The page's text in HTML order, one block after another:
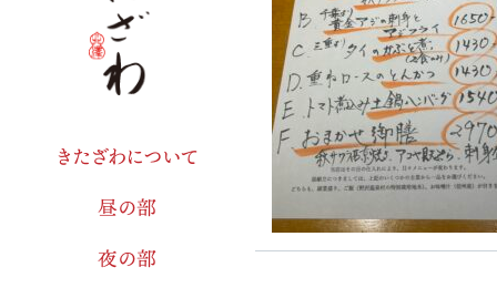
きたざわについて
昼の部
夜の部